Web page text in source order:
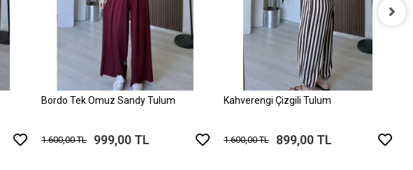
Bordo Tek Omuz Sandy Tulum
1.600,00 TL 999,00 TL
Kahverengi Çizgili Tulum
1.600,00 TL 899,00 TL